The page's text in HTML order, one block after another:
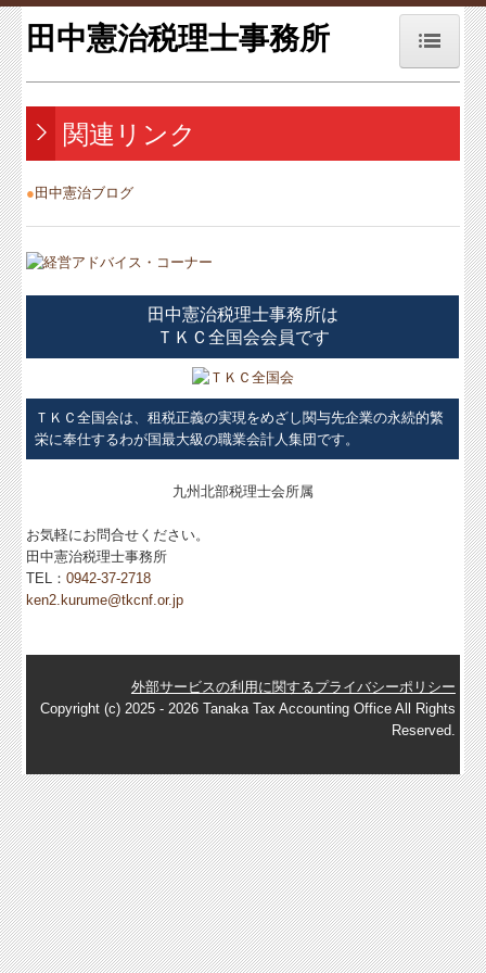
お知らせ
事務所紹介
経営理念
関連リンク
FX4クラウド
グループ通算（有利・不利）判定
社会福祉法人の皆様へ
補助金・助成金・融資情報
Q&A経営相談
税務カレンダー
税務Q&A
社長メニューASP版
田中憲治税理士事務所
関連リンク
● 田中憲治ブログ
田中憲治税理士事務所は
ＴＫＣ全国会会員です
ＴＫＣ全国会は、租税正義の実現をめざし関与先企業の永続的繁
栄に奉仕するわが国最大級の職業会計人集団です。
九州北部税理士会所属
お気軽にお問合せください。
田中憲治税理士事務所
TEL：0942-37-2718
ken2.kurume@tkcnf.or.jp
外部サービスの利用に関するプライバシーポリシー
Copyright (c) 2025 - 2026 Tanaka Tax Accounting Office All Rights
Reserved.